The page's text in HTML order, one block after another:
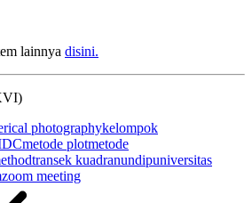
lainnya disini.
photographykelompok
metode plotmetode
transek kuadranundipuniversitas
zoom meeting